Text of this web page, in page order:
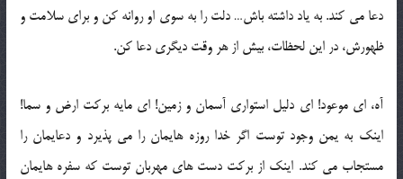
دعا می کند. به یاد داشته باش… دلت را به سوی او روانه کن و برای سلامت و
ظهورش، در این لحظات، بیش از هر وقت دیگری دعا کن.
آه، ای موعود! ای دلیل استواری آسمان و زمین! ای مایه برکت ارض و سما!
اینک به یمن وجود توست اگر خدا روزه هایمان را می پذیرد و دعایمان را
مستجاب می کند. اینک از برکت دست های مهربان توست که سفره هایمان